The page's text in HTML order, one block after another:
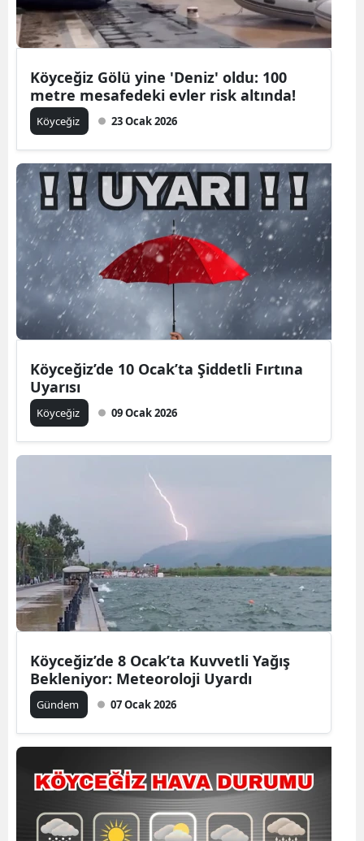
Köyceğiz Gölü yine 'Deniz' oldu: 100
metre mesafedeki evler risk altında!
Köyceğiz 23 Ocak 2026
Köyceğiz’de 10 Ocak’ta Şiddetli Fırtına
Uyarısı
Köyceğiz 09 Ocak 2026
Köyceğiz’de 8 Ocak’ta Kuvvetli Yağış
Bekleniyor: Meteoroloji Uyardı
Gündem 07 Ocak 2026